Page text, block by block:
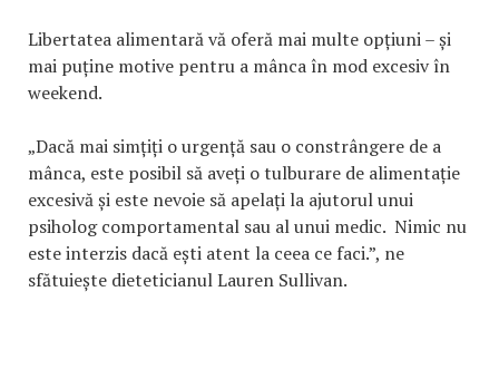
Libertatea alimentară vă oferă mai multe opțiuni – și
mai puține motive pentru a mânca în mod excesiv în
weekend.
„Dacă mai simțiți o urgență sau o constrângere de a
mânca, este posibil să aveți o tulburare de alimentație
excesivă și este nevoie să apelați la ajutorul unui
psiholog comportamental sau al unui medic. Nimic nu
este interzis dacă ești atent la ceea ce faci.”, ne
sfătuiește dieteticianul Lauren Sullivan.